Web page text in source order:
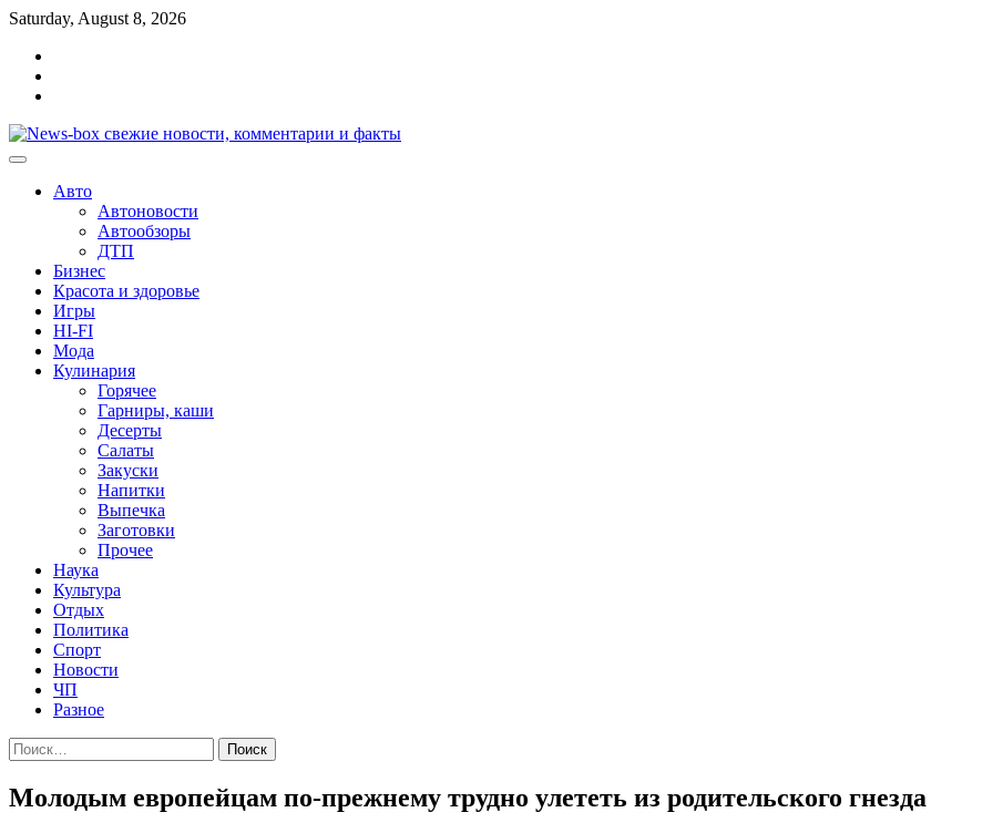
Перейти
содержимому
Saturday, August 8, 2026
Авто
Автоновости
Автообзоры
ДТП
Бизнес
Красота и здоровье
Игры
HI-FI
Мода
Кулинария
Горячее
Гарниры, каши
Десерты
Салаты
Закуски
Напитки
Выпечка
Заготовки
Прочее
Наука
Культура
Отдых
Политика
Спорт
Новости
ЧП
Разное
Найти:
Молодым европейцам по-прежнему трудно улететь из родительского гнезда